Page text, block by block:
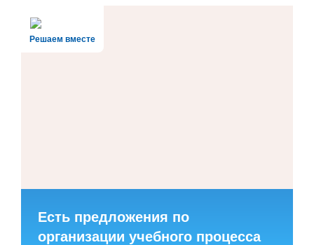
Решаем вместе
Есть предложения по
организации учебного процесса